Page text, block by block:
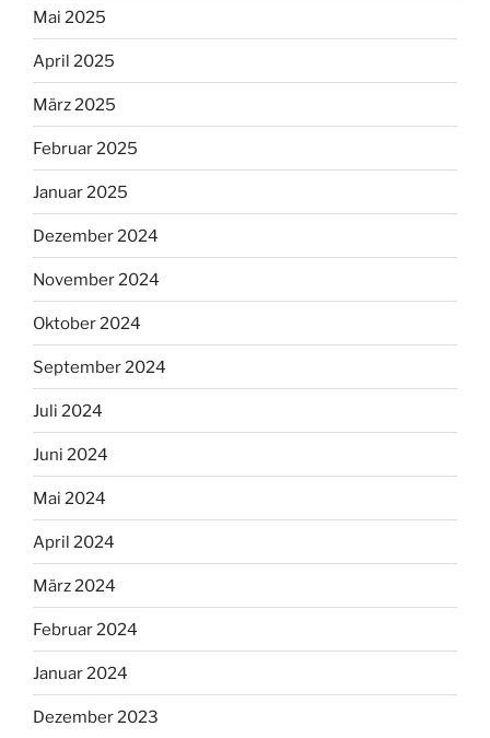
Mai 2025
April 2025
März 2025
Februar 2025
Januar 2025
Dezember 2024
November 2024
Oktober 2024
September 2024
Juli 2024
Juni 2024
Mai 2024
April 2024
März 2024
Februar 2024
Januar 2024
Dezember 2023